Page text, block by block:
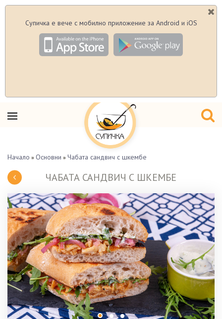
Супичка е вече с мобилно приложение за Android и iOS
Начало » Основни » Чабата сандвич с шкембе
ЧАБАТА САНДВИЧ С ШКЕМБЕ